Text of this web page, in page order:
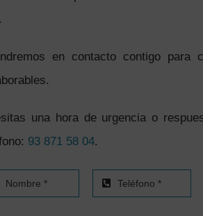
en contacto contigo para
una hora de urgencia o
93 871 58 04.